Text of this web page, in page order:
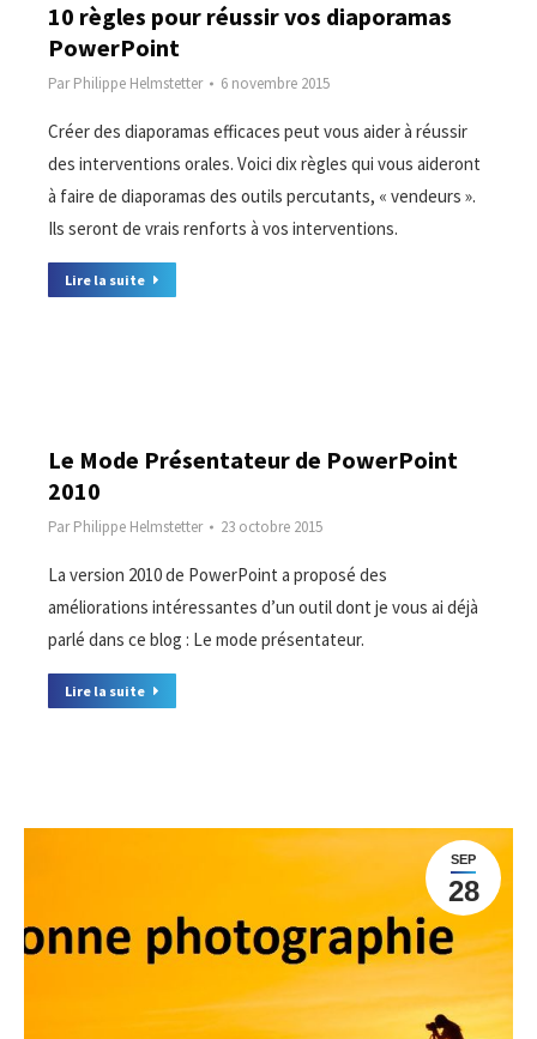
10 règles pour réussir vos diaporamas
PowerPoint
ParPhilippe Helmstetter 6 novembre 2015
Créer des diaporamas efficaces peut vous aider à réussir
des interventions orales. Voici dix règles qui vous aideront
à faire de diaporamas des outils percutants, « vendeurs ».
Ils seront de vrais renforts à vos interventions.
Lire la suite
Le Mode Présentateur de PowerPoint
2010
ParPhilippe Helmstetter 23 octobre 2015
La version 2010 de PowerPoint a proposé des
améliorations intéressantes d’un outil dont je vous ai déjà
parlé dans ce blog : Le mode présentateur.
Lire la suite
SEP
28